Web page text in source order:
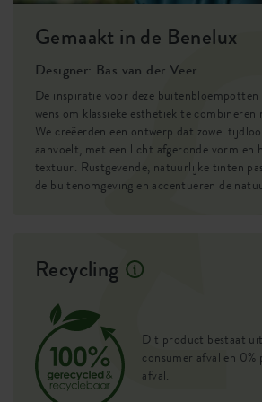
De ronde vormen van de pot doen het
met wilde, grote tuinplanten. De
gemaakt met een stoere, grove textuur
en is beschikbaar in verschillende,
perfecte match voor de groene vibes
planten.
Wielen
nee
Waterreservoir
Drainagesysteem
ja
Verhoogde bodem
nee
Boorgaten
ja
Container proof
SKU
Gemaakt in de Benelux
Designer: Bas van der Veer
De inspiratie voor deze
wens om klassieke esthetiek te
We creëerden een ontwerp dat zowel
aanvoelt, met een licht afgeronde vorm en
textuur. Rustgevende, natuurlijke tinten
de buitenomgeving en accentueren de
Recycling
Dit product bestaat
consumer afval en
afval.